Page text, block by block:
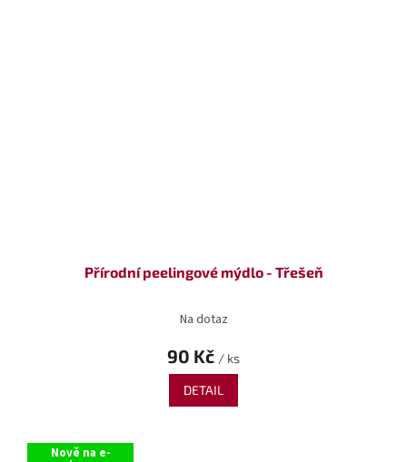
Přírodní peelingové mýdlo - Třešeň
Na dotaz
90 Kč / ks
DETAIL
Nově na e-